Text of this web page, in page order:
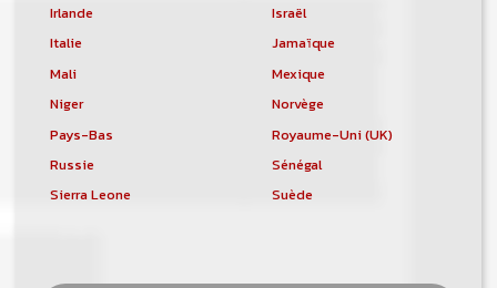
Irlande
Israël
Italie
Jamaïque
Mali
Mexique
Niger
Norvège
Pays-Bas
Royaume-Uni (UK)
Russie
Sénégal
Sierra Leone
Suède